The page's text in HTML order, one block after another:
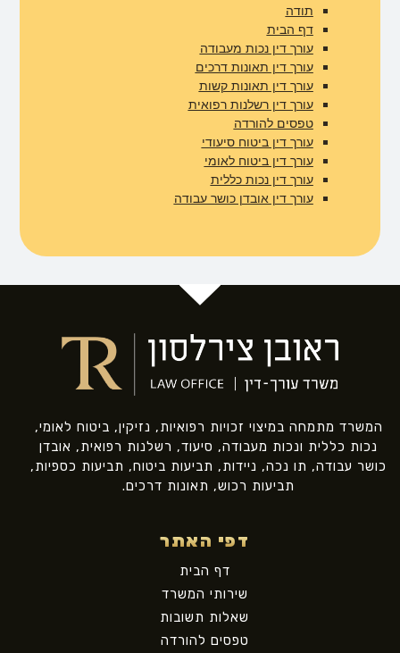
תודה
דף הבית
עורך דין נכות מעבודה
עורך דין תאונות דרכים
עורך דין תאונות קשות
עורך דין רשלנות רפואית
טפסים להורדה
עורך דין ביטוח סיעודי
עורך דין ביטוח לאומי
עורך דין נכות כללית
עורך דין אובדן כושר עבודה
המשרד מתמחה במיצוי זכויות רפואיות, נזיקין, ביטוח לאומי,
נכות כללית ונכות מעבודה, סיעוד, רשלנות רפואית, אובדן
כושר עבודה, תו נכה, ניידות, תביעות ביטוח, תביעות כספיות,
תביעות רכוש, תאונות דרכים.
דפי האתר
דף הבית
שירותי המשרד
שאלות תשובות
טפסים להורדה